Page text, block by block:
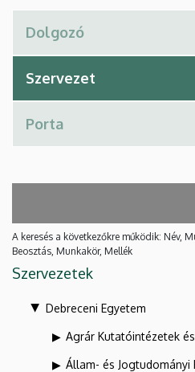
A keresés a következőkre működik: Név,
Beosztás, Munkakör, Mellék
Szervezetek
Debreceni Egyetem
Agrár Kutatóintézetek
Állam- és Jogtudományi